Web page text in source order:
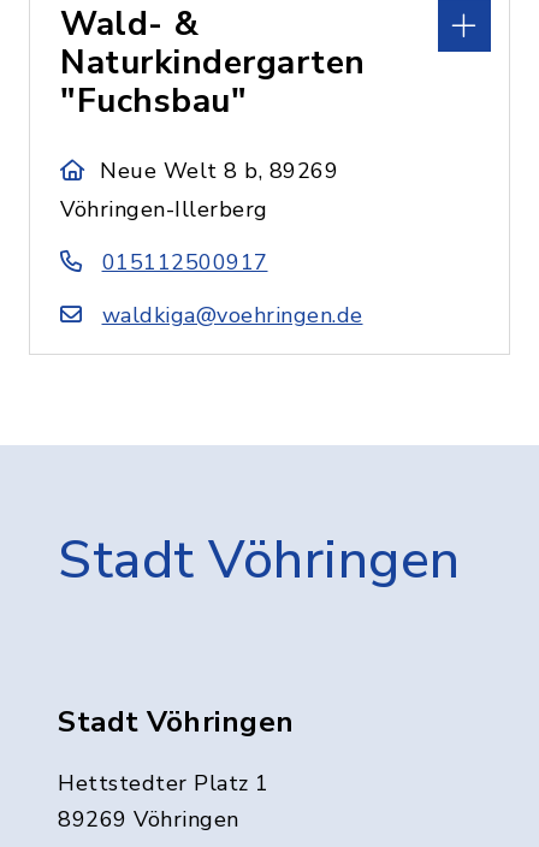
Wald- &
Naturkindergarten
"Fuchsbau"
Neue Welt 8 b, 89269
Vöhringen-Illerberg
015112500917
waldkiga@voehringen.de
Stadt Vöhringen
Stadt Vöhringen
Hettstedter Platz 1
89269 Vöhringen